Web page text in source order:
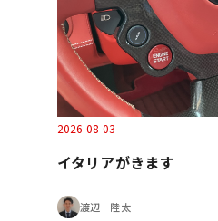
2026-08-03
イタリアがきます
渡辺 陸太